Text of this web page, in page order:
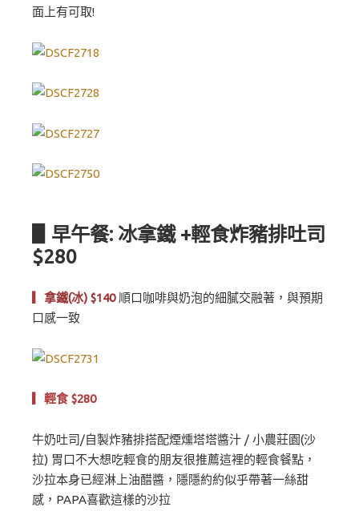
面上有可取!
▋早午餐: 冰拿鐵 +輕食炸豬排吐司
$280
拿鐵(冰) $140 順口咖啡與奶泡的細膩交融著，與預期
口感一致
▎輕食 $280
牛奶吐司/自製炸豬排搭配煙燻塔塔醬汁 / 小農莊園(沙
拉) 胃口不大想吃輕食的朋友很推薦這裡的輕食餐點，
沙拉本身已經淋上油醋醬，隱隱約約似乎帶著一絲甜
感，PAPA喜歡這樣的沙拉